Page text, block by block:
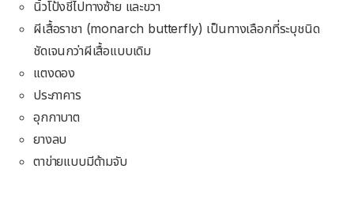
นิ้วโป้งชี้ไปทางซ้าย และขวา
ผีเสื้อราชา (monarch butterfly) เป็นทางเลือกที่ระบุชนิด
ชัดเจนกว่าผีเสื้อแบบเดิม
แตงดอง
ประภาคาร
อุกกาบาต
ยางลบ
ตาข่ายแบบมีด้ามจับ